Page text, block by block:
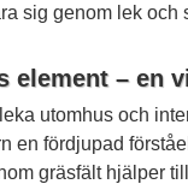
sig genom lek och
element – en
utomhus och
en fördjupad
gräsfält hjälper